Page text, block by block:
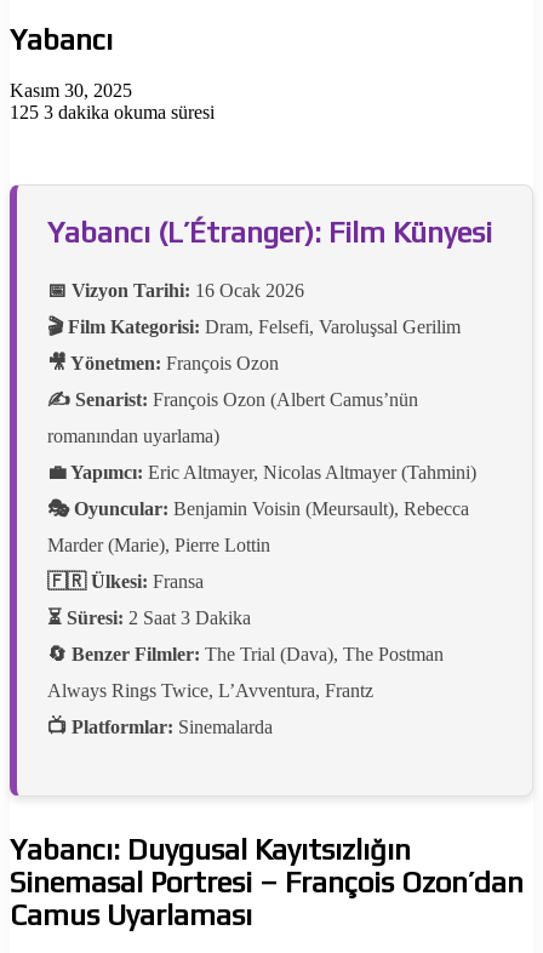
Yabancı
Kasım 30, 2025
125 3 dakika okuma süresi
Yabancı (L’Étranger): Film Künyesi
📅 Vizyon Tarihi: 16 Ocak 2026
🎬 Film Kategorisi: Dram, Felsefi, Varoluşsal Gerilim
🎥 Yönetmen: François Ozon
✍️ Senarist: François Ozon (Albert Camus’nün
romanından uyarlama)
💼 Yapımcı: Eric Altmayer, Nicolas Altmayer (Tahmini)
🎭 Oyuncular: Benjamin Voisin (Meursault), Rebecca
Marder (Marie), Pierre Lottin
🇫🇷 Ülkesi: Fransa
⏳ Süresi: 2 Saat 3 Dakika
🔄 Benzer Filmler: The Trial (Dava), The Postman
Always Rings Twice, L’Avventura, Frantz
📺 Platformlar: Sinemalarda
Yabancı: Duygusal Kayıtsızlığın
Sinemasal Portresi – François Ozon’dan
Camus Uyarlaması